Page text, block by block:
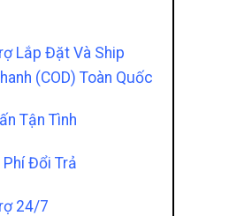
Lắp Đặt Và Ship
(COD) Toàn Quốc
Tận Tình
Đổi Trả
24/7